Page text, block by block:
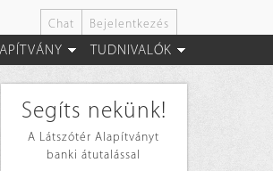
Chat Bejelentkezés
TUDNIVALÓK
Segíts nekünk!
A Látszótér Alapítványt
banki átutalással